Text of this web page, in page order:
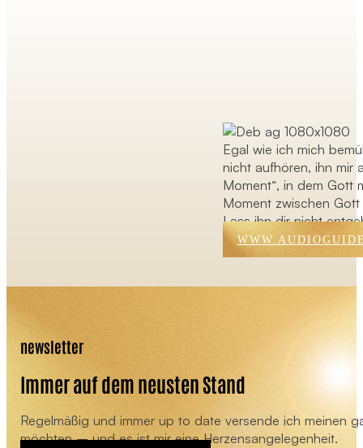
Egal wie ich mich
nicht aufhören, ihn mir
Moment“, in dem Gott
Moment zwischen
Lass ihn dir nicht
newsletter
Immer auf dem neusten Stand
Regelmäßig und immer up to date versende ich meinen
möchten – und es ist mir eine Herzensangelegenheit.